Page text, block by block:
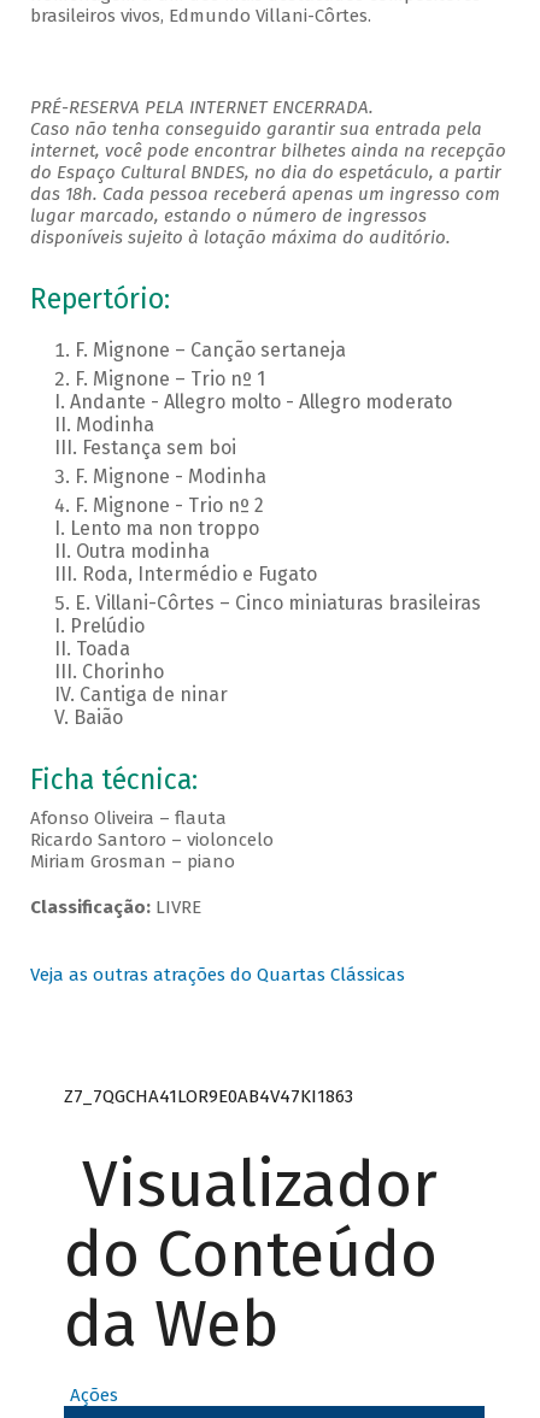
brasileiros vivos, Edmundo Villani-Côrtes.
PRÉ-RESERVA PELA INTERNET ENCERRADA.
Caso não tenha conseguido garantir sua entrada pela
internet, você pode encontrar bilhetes ainda na recepção
do Espaço Cultural BNDES, no dia do espetáculo, a partir
das 18h. Cada pessoa receberá apenas um ingresso com
lugar marcado, estando o número de ingressos
disponíveis sujeito à lotação máxima do auditório.
Repertório:
F. Mignone – Canção sertaneja
F. Mignone – Trio nº 1
I. Andante - Allegro molto - Allegro moderato
II. Modinha
III. Festança sem boi
F. Mignone - Modinha
F. Mignone - Trio nº 2
I. Lento ma non troppo
II. Outra modinha
III. Roda, Intermédio e Fugato
E. Villani-Côrtes – Cinco miniaturas brasileiras
I. Prelúdio
II. Toada
III. Chorinho
IV. Cantiga de ninar
V. Baião
Ficha técnica:
Afonso Oliveira – flauta
Ricardo Santoro – violoncelo
Miriam Grosman – piano
Classificação:LIVRE
Veja as outras atrações do Quartas Clássicas
Z7_7QGCHA41LOR9E0AB4V47KI1863
Visualizador
do Conteúdo
da Web
Ações